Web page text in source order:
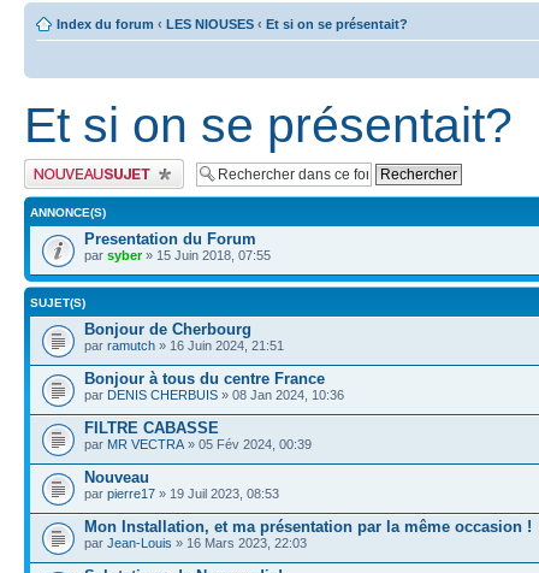
Index du forum ‹ LES NIOUSES ‹ Et si on se présentait?
Et si on se présentait?
Publier un nouveau sujet
ANNONCE(S)
Presentation du Forum
par syber» 15 Juin 2018, 07:55
SUJET(S)
Bonjour de Cherbourg
par ramutch » 16 Juin 2024, 21:51
Bonjour à tous du centre France
par DENIS CHERBUIS » 08 Jan 2024, 10:36
FILTRE CABASSE
par MR VECTRA » 05 Fév 2024, 00:39
Nouveau
par pierre17 » 19 Juil 2023, 08:53
Mon Installation, et ma présentation par la même occasion !
par Jean-Louis » 16 Mars 2023, 22:03